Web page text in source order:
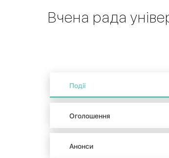
Вчена рада
Події
Оголошення
Анонси